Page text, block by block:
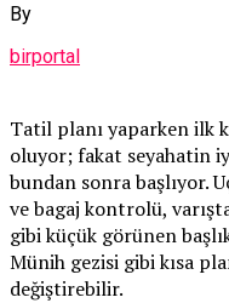
By
birportal
Tatil planı yaparken ilk
oluyor; fakat seyahatin
bundan sonra başlıyor.
ve bagaj kontrolü,
gibi küçük görünen
Münih gezisi gibi kısa
değiştirebilir.